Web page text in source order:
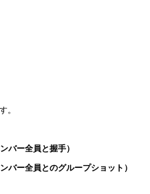
。
ー全員と握手）
ー全員とのグループショット）